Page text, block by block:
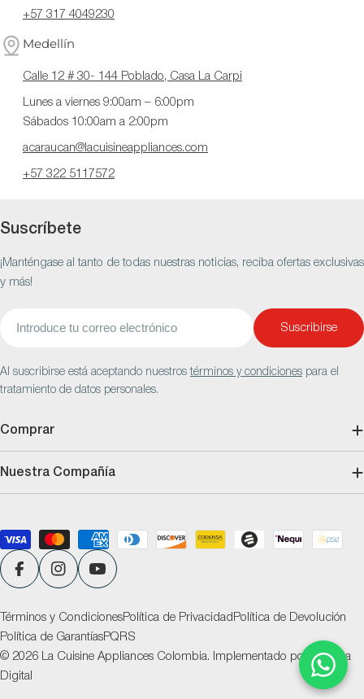
+57 317 4049230
Medellín
Calle 12 # 30- 144 Poblado, Casa La Carpi
Lunes a viernes 9:00am – 6:00pm
Sábados 10:00am a 2:00pm
acaraucan@lacuisineappliances.com
+57 322 5117572
Suscríbete
¡Manténgase al tanto de todas nuestras noticias, reciba ofertas exclusivas
y más!
Suscribirse
Al suscribirse está aceptando nuestrostérminos y condiciones para el
tratamiento de datos personales.
Comprar
Nuestra Compañía
Métodos
de
pagoFacebookInstagramYouTube
© 2026 La Cuisine Appliances Colombia. Implementado por Ventana
Digital
Términos y CondicionesPolítica de Privacidad Política de Devolución
Política de GarantíasPQRS